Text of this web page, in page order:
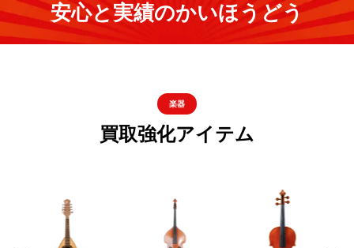
安心と実績のかいほうどう
楽器
買取強化アイテム